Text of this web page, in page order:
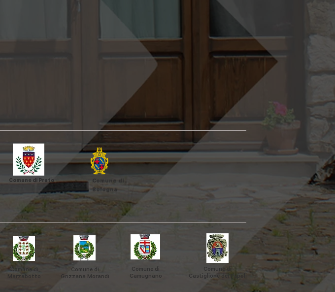
Comune di Prato
Comune di
Bologna
Comune di
Marzabotto
Comune di
Grizzana Morandi
Comune di
Camugnano
Comune di
Castiglione